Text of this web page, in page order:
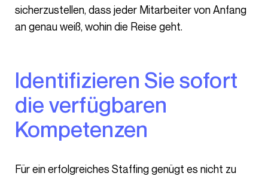
sicherzustellen, dass jeder Mitarbeiter von Anfang
an genau weiß, wohin die Reise geht.
Identifizieren Sie sofort
die verfügbaren
Kompetenzen
Für ein erfolgreiches Staffing genügt es nicht zu